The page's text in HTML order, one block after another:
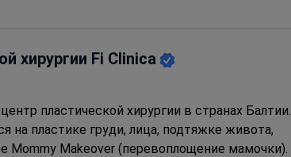
хирургии Fi Clinica
пластической хирургии в странах Балтии.
на пластике груди, лица, подтяжке живота,
Mommy Makeover (перевоплощение мамочки).